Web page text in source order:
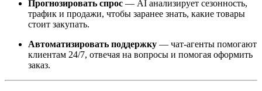
Прогнозировать спрос — AI анализирует сезонность,
трафик и продажи, чтобы заранее знать, какие товары
стоит закупать.
Автоматизировать поддержку — чат-агенты помогают
клиентам 24/7, отвечая на вопросы и помогая оформить
заказ.